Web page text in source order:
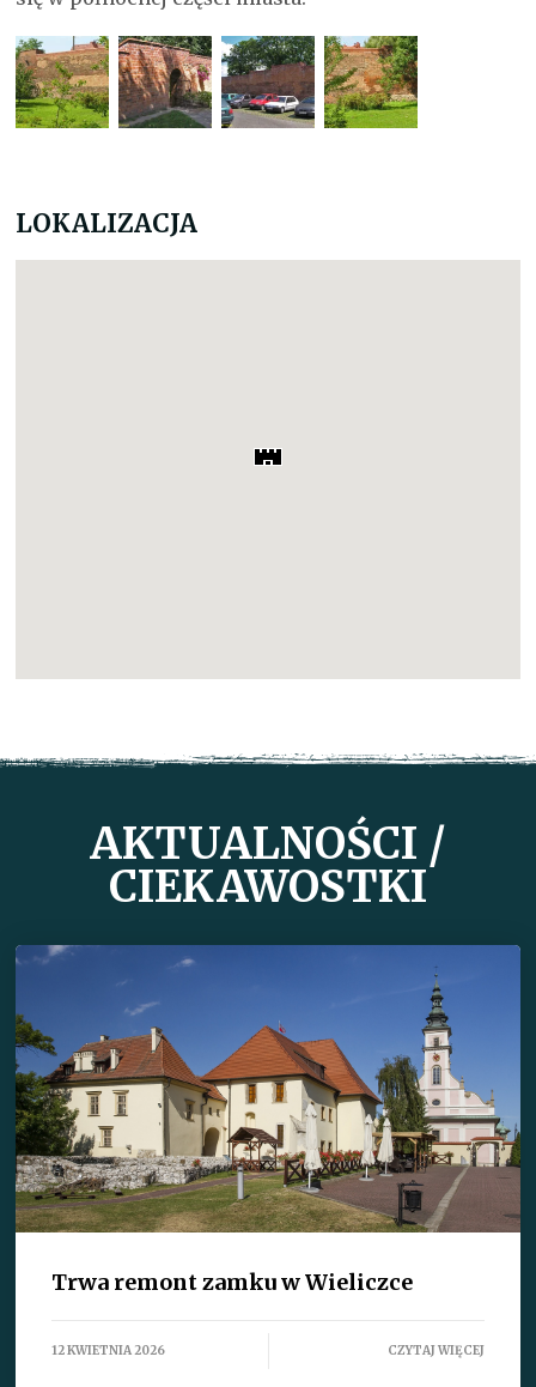
LOKALIZACJA
AKTUALNOŚCI /
CIEKAWOSTKI
Trwa remont zamku w Wieliczce
12 KWIETNIA 2026 CZYTAJ WIĘCEJ